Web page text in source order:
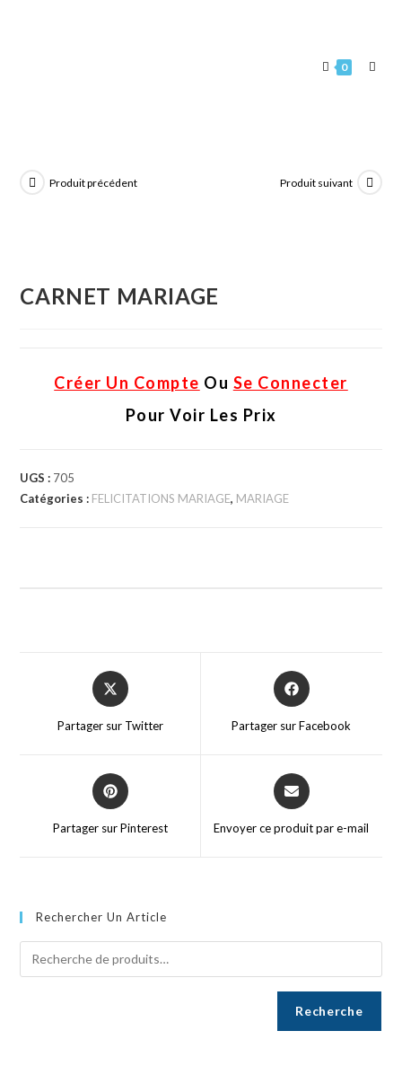
0
Produit précédent Produit suivant
CARNET MARIAGE
Créer Un Compte Ou Se Connecter
Pour Voir Les Prix
UGS : 705
Catégories : FELICITATIONS MARIAGE, MARIAGE
Partager sur Twitter Partager sur Facebook
Partager sur Pinterest Envoyer ce produit par e-mail
Rechercher Un Article
Recherche